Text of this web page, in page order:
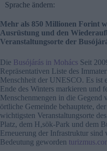
Sprache ändern:
Mehr als 850 Millionen Forint
Ausrüstung und den
Veranstaltungsorte der
Die Busójárás in Mohács Seit
Repräsentativen Liste des
Menschheit der UNESCO. Es ist
Ende des Winters markieren und
Menschenmengen in die Gegend
örtliche Gemeinde behauptete,
wichtigsten Veranstaltungsorte
Platz, dem H,sök-Park und dem
Erneuerung der Infrastruktur sind
Bedeutung geworden